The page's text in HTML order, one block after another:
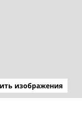
изображения